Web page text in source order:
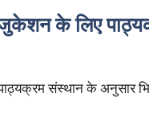
के लिए
संस्थान के अनुसार